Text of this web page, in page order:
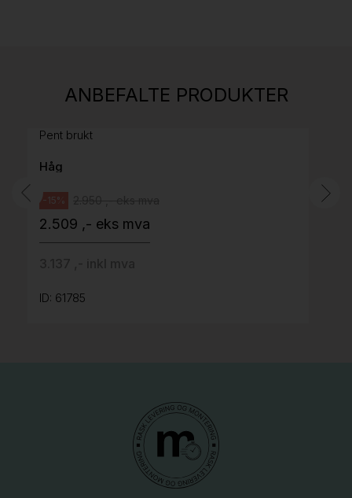
ANBEFALTE PRODUKTER
H05 5600 Swingback-armlene Mørk
Pent brukt
Håg
-15%
2.509 ,- eks mva
ID: 61785